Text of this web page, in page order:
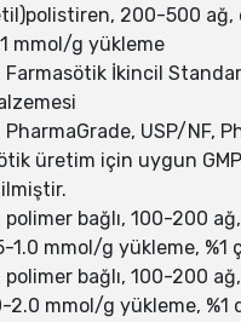
200-500 ağ,
mmol/g yükleme
Farmasötik İkincil
USP/NF,
üretim için uygun
polimer bağlı, 100-200
1.0 mmol/g yükleme, %1
polimer bağlı, 100-200
2.0 mmol/g yükleme,